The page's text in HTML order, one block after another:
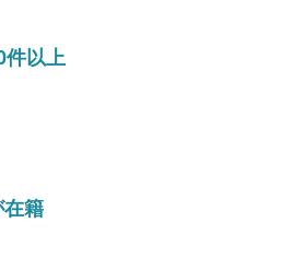
件以上
籍